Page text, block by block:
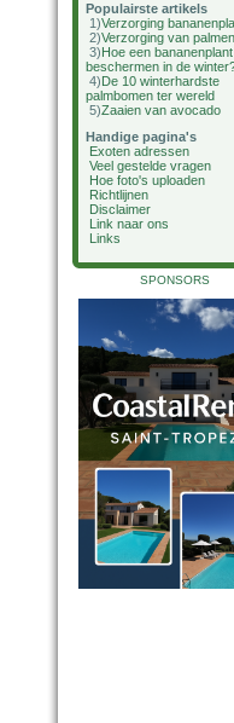
Populairste artikels
1)Verzorging
2)Verzorging van palmen
3)Hoe een bananenplant
beschermen in de
4)De 10 winterhardste
palmbomen ter wereld
5)Zaaien van avocado
Handige pagina's
Exoten adressen
Veel gestelde vragen
Hoe foto's uploaden
Richtlijnen
Disclaimer
Link naar ons
Links
SPONSORS